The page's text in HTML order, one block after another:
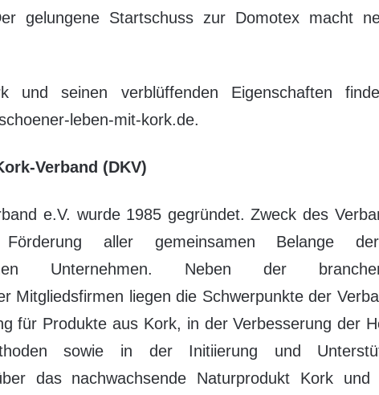
gelungene Startschuss zur Domotex macht
und seinen verblüffenden Eigenschaften
leben-mit-kork.de.
Verband (DKV)
e.V. wurde 1985 gegründet. Zweck des
Förderung aller gemeinsamen Belange
Unternehmen. Neben der
Mitgliedsfirmen liegen die Schwerpunkte der
für Produkte aus Kork, in der Verbesserung der
sowie in der Initiierung und
das nachwachsende Naturprodukt Kork